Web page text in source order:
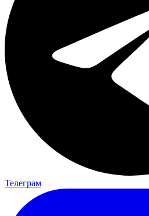
Телеграм